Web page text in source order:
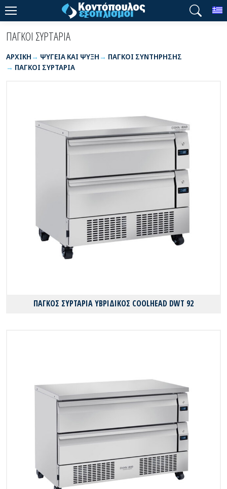
ΠΑΓΚΟΙ ΣΥΡΤΑΡΙΑ
ΑΡΧΙΚΉ ΨΥΓΕΙΑ ΚΑΙ ΨΥΞΗ
ΠΑΓΚΟΙ ΣΥΝΤΗΡΗΣΗΣ
ΠΑΓΚΟΙ ΣΥΡΤΑΡΙΑ
ΠΑΓΚΟΣ ΣΥΡΤΑΡΙΑ ΥΒΡΙΔΙΚΟΣ COOLHEAD DWT 92